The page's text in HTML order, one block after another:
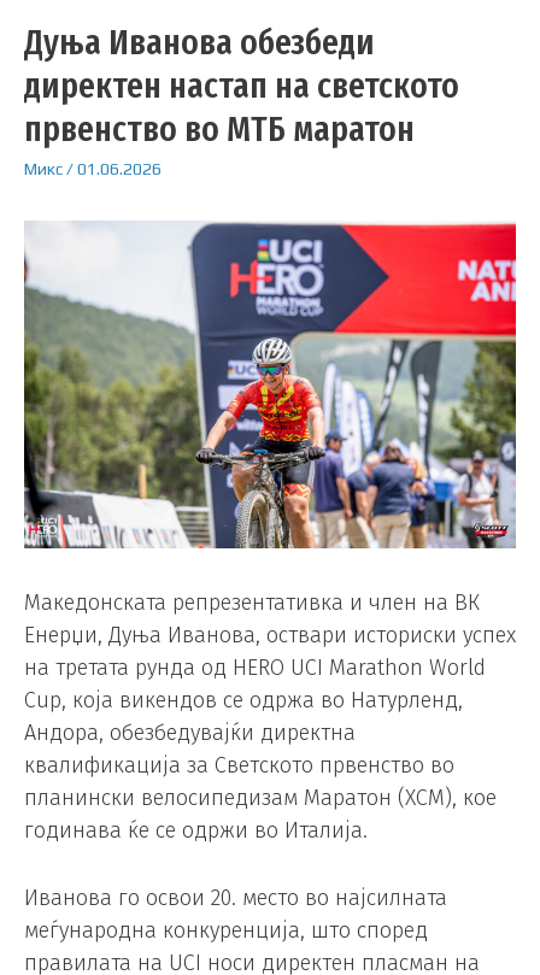
Дуња Иванова обезбеди
директен настап на светското
првенство во МТБ маратон
Микс/01.06.2026
Македонската репрезентативка и член на ВК
Енерџи, Дуња Иванова, оствари историски успех
на третата рунда од HERO UCI Marathon World
Cup, која викендов се одржа во Натурленд,
Андора, обезбедувајќи директна
квалификација за Светското првенство во
планински велосипедизам Маратон (XCM), кое
годинава ќе се одржи во Италија.
Иванова го освои 20. место во најсилната
меѓународна конкуренција, што според
правилата на UCI носи директен пласман на